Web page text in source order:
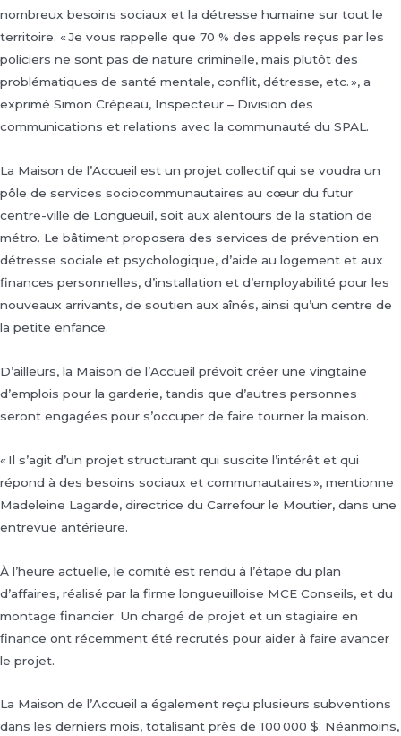
nombreux besoins sociaux et la détresse humaine sur tout le
territoire. « Je vous rappelle que 70 % des appels reçus par les
policiers ne sont pas de nature criminelle, mais plutôt des
problématiques de santé mentale, conflit, détresse, etc. », a
exprimé Simon Crépeau, ‎Inspecteur – Division des
communications et relations avec la communauté du SPAL.
La Maison de l’Accueil est un projet collectif qui se voudra un
pôle de services sociocommunautaires au cœur du futur
centre-ville de Longueuil, soit aux alentours de la station de
métro. Le bâtiment proposera des services de prévention en
détresse sociale et psychologique, d’aide au logement et aux
finances personnelles, d’installation et d’employabilité pour les
nouveaux arrivants, de soutien aux aînés, ainsi qu’un centre de
la petite enfance.
D’ailleurs, la Maison de l’Accueil prévoit créer une vingtaine
d’emplois pour la garderie, tandis que d’autres personnes
seront engagées pour s’occuper de faire tourner la maison.
« Il s’agit d’un projet structurant qui suscite l’intérêt et qui
répond à des besoins sociaux et communautaires », mentionne
Madeleine Lagarde, directrice du Carrefour le Moutier, dans une
entrevue antérieure.
À l’heure actuelle, le comité est rendu à l’étape du plan
d’affaires, réalisé par la firme longueuilloise MCE Conseils, et du
montage financier. Un chargé de projet et un stagiaire en
finance ont récemment été recrutés pour aider à faire avancer
le projet.
La Maison de l’Accueil a également reçu plusieurs subventions
dans les derniers mois, totalisant près de 100 000 $. Néanmoins,